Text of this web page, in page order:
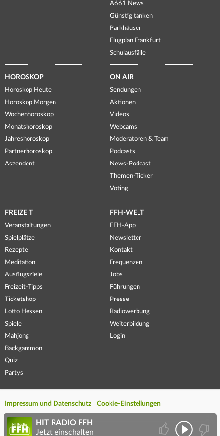
A661 News
Günstig tanken
Parkhäuser
Flugplan Frankfurt
Schulausfälle
HOROSKOP
Horoskop Heute
Horoskop Morgen
Wochenhoroskop
Monatshoroskop
Jahreshoroskop
Partnerhoroskop
Aszendent
ON AIR
Sendungen
Aktionen
Videos
Webcams
Moderatoren & Team
Podcasts
News-Podcast
Themen-Ticker
Voting
FREIZEIT
Veranstaltungen
Spielplätze
Rezepte
Meditation
Ausflugsziele
Freizeit-Tipps
Ticketshop
Lotto Hessen
Spiele
Mahjong
Backgammon
Quiz
Partys
FFH-WELT
FFH-App
Newsletter
Kontakt
Frequenzen
Jobs
Führungen
Presse
Radiowerbung
Weiterbildung
Login
Impressum und Datenschutz Cookie-Einstellungen
HIT RADIO FFH
Jetzt einschalten